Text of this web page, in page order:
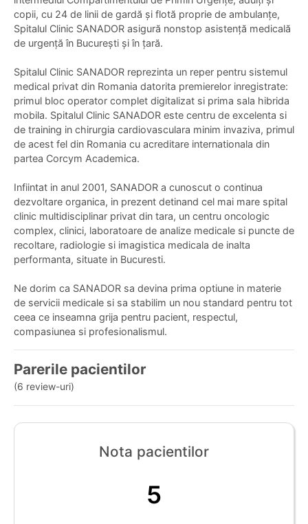
copii, cu 24 de linii de gardă și flotă proprie de ambulanțe,
Spitalul Clinic SANADOR asigură nonstop asistență medicală
de urgență în București și în țară.
Spitalul Clinic SANADOR reprezinta un reper pentru sistemul
medical privat din Romania datorita premierelor inregistrate:
primul bloc operator complet digitalizat si prima sala hibrida
mobila. Spitalul Clinic SANADOR este centru de excelenta si
de training in chirurgia cardiovasculara minim invaziva, primul
de acest fel din Romania cu acreditare internationala din
partea Corcym Academica.
Infiintat in anul 2001, SANADOR a cunoscut o continua
dezvoltare organica, in prezent detinand cel mai mare spital
clinic multidisciplinar privat din tara, un centru oncologic
complex, clinici, laboratoare de analize medicale si puncte de
recoltare, radiologie si imagistica medicala de inalta
performanta, situate in Bucuresti.
Ne dorim ca SANADOR sa devina prima optiune in materie
de servicii medicale si sa stabilim un nou standard pentru tot
ceea ce inseamna grija pentru pacient, respectul,
compasiunea si profesionalismul.
Parerile pacientilor
(6 review-uri)
Nota pacientilor
5